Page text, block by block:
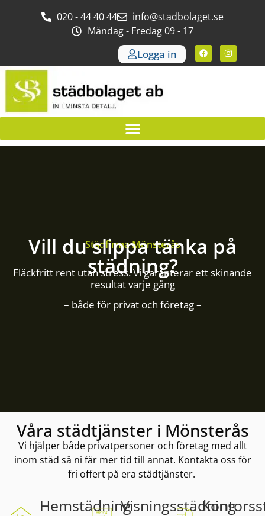
020 - 44 40 44
info@stadbolaget.se
Måndag - Fredag 09 - 17
Logga in
Städfirma Mönsterås
Vill du slippa tänka på
städning?
Fläckfritt rent utan stress. Vi garanterar ett skinande
resultat varje gång
– både för privat och företag –
Våra städtjänster i Mönsterås
Vi hjälper både privatpersoner och företag med allt
inom städ så ni får mer tid till annat. Kontakta oss för
fri offert på era städtjänster.
HemstädningVisningsstädning